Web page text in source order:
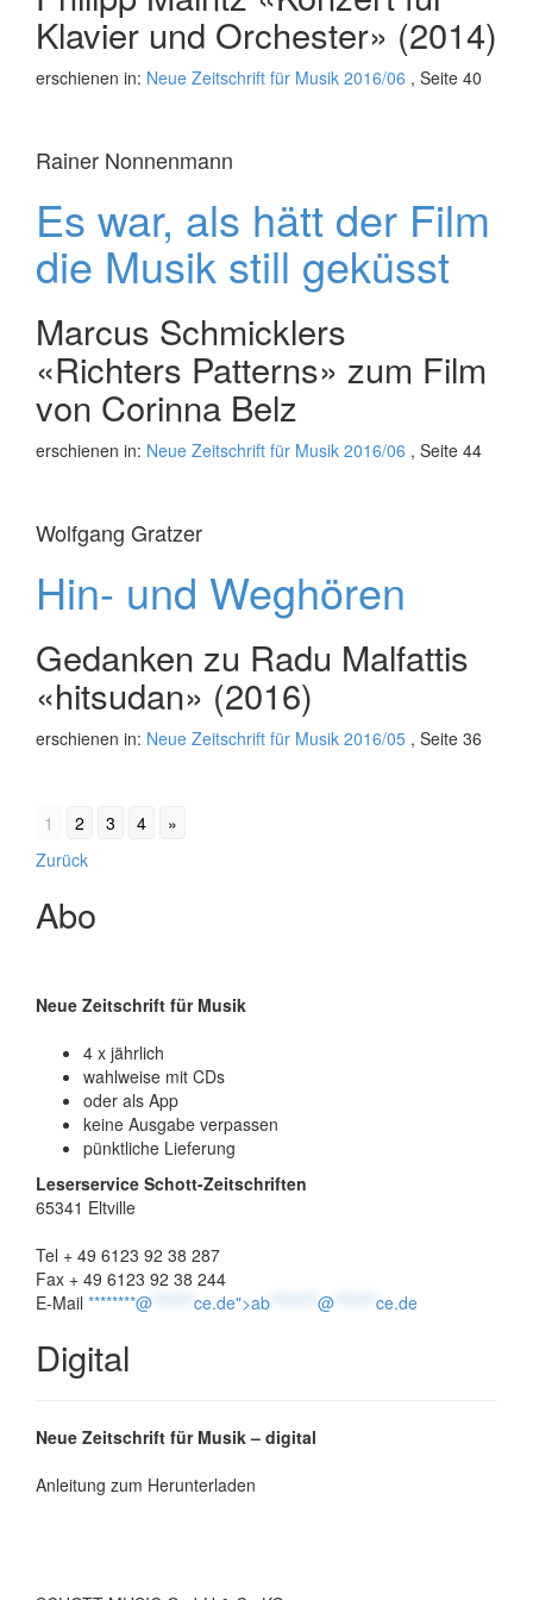
Klavier und Orchester» (2014)
erschienen in: Neue Zeitschrift für Musik 2016/06 , Seite 40
Rainer Nonnenmann
Es war, als hätt der Film
die Musik still geküsst
Marcus Schmicklers
«Richters Patterns» zum Film
von Corinna Belz
erschienen in: Neue Zeitschrift für Musik 2016/06 , Seite 44
Wolfgang Gratzer
Hin- und Weghören
Gedanken zu Radu Malfattis
«hitsudan» (2016)
erschienen in: Neue Zeitschrift für Musik 2016/05 , Seite 36
1 2 3 4 »
Beitrags-
Navigation
Zurück
Abo
Neue Zeitschrift für Musik
4 x jährlich
wahlweise mit CDs
oder als App
keine Ausgabe verpassen
pünktliche Lieferung
Leserservice Schott-Zeitschriften
65341 Eltville
Tel + 49 6123 92 38 287
Fax + 49 6123 92 38 244
E-Mail ********@ ce.de">ab @ ce.de
Digital
Neue Zeitschrift für Musik – digital
Anleitung zum Herunterladen